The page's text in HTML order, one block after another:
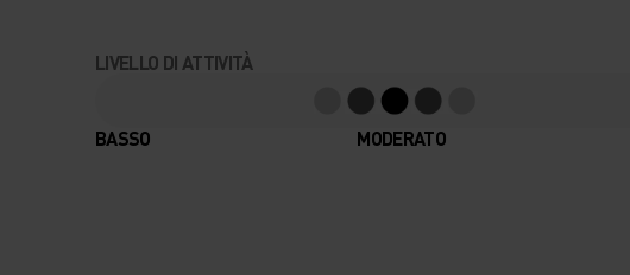
LIVELLO DI ATTIVITÀ
BASSO MODERATO